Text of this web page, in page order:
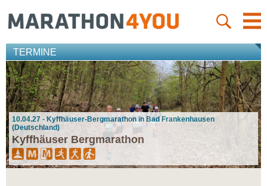
TERMINE
10.04.27 - Kyffhäuser-Bergmarathon in Bad Frankenhausen
(Deutschland)
Kyffhäuser Bergmarathon